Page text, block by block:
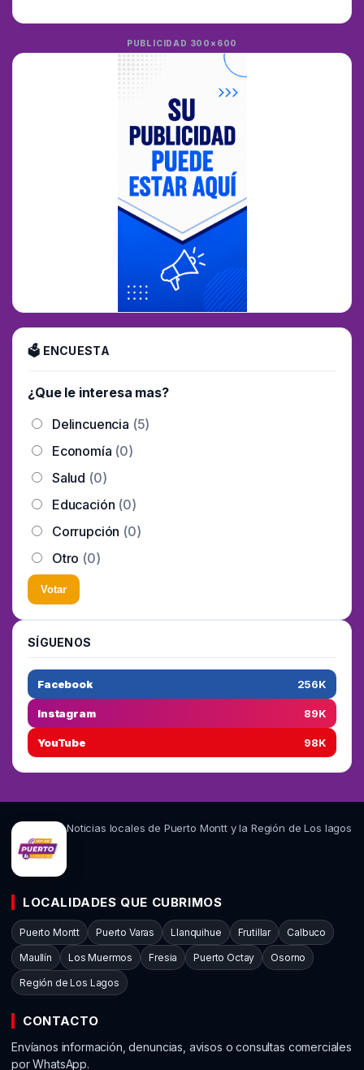
PUBLICIDAD 300×600
🗳 ENCUESTA
¿Que le interesa mas?
Delincuencia (5)
Economía (0)
Salud (0)
Educación (0)
Corrupción (0)
Otro (0)
Votar
SÍGUENOS
Facebook 256K
Instagram 89K
YouTube 98K
Noticias locales de Puerto Montt y la Región de Los lagos
LOCALIDADES QUE CUBRIMOS
Puerto Montt Puerto Varas Llanquihue Frutillar Calbuco
Maullín Los Muermos Fresia Puerto Octay Osorno
Región de Los Lagos
CONTACTO
Envíanos información, denuncias, avisos o consultas comerciales
por WhatsApp.